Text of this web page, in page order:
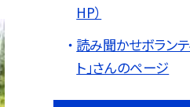
HP）
読み聞かせボランテ
ト」さんのページ